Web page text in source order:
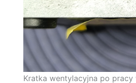
Kratka wentylacyjna po pracy